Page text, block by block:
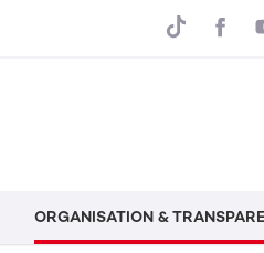
ORGANISATION &